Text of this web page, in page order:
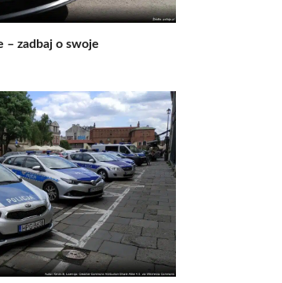
– zadbaj o swoje